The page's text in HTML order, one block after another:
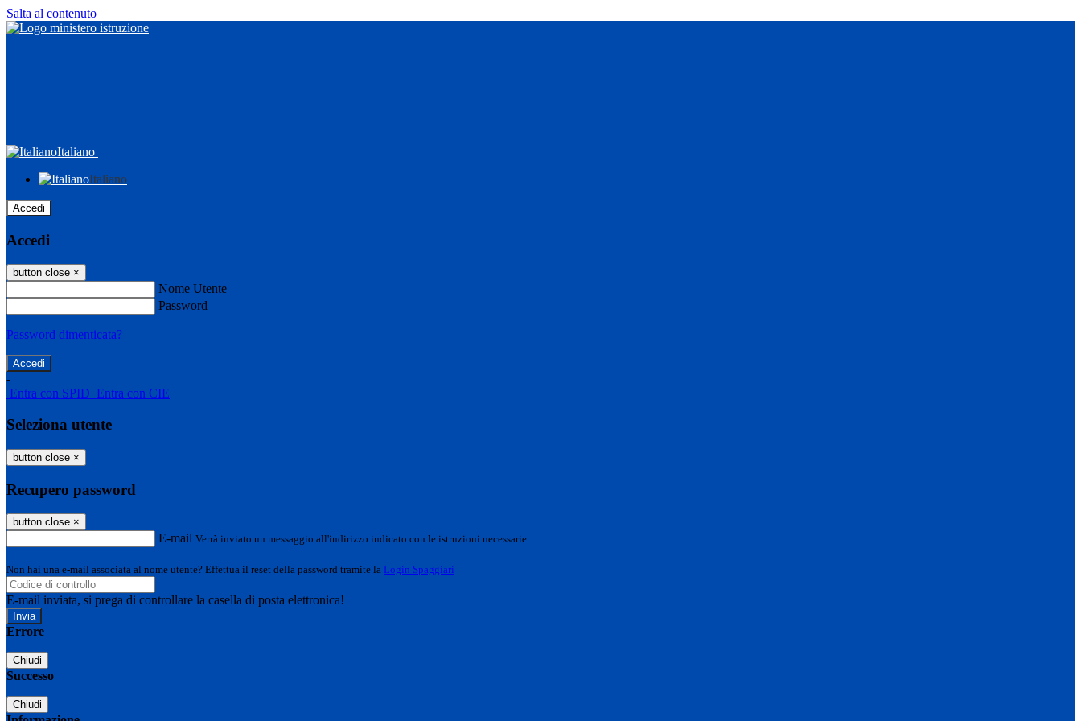
Salta al contenuto
Italiano
Italiano
Accedi
Accedi
button close ×
Nome Utente
Password
Password dimenticata?
-
Entra con SPID Entra con CIE
Seleziona utente
button close ×
Recupero password
button close ×
E-mail Verrà inviato un messaggio all'indirizzo indicato con le istruzioni necessarie.
Non hai una e-mail associata al nome utente? Effettua il reset della password tramite la Login Spaggiari
E-mail inviata, si prega di controllare la casella di posta elettronica!
Errore
Chiudi
Successo
Chiudi